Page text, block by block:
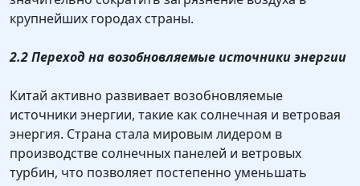
крупнейших городах страны.
2.2 Переход на возобновляемые источники энергии
Китай активно развивает возобновляемые
источники энергии, такие как солнечная и ветровая
энергия. Страна стала мировым лидером в
производстве солнечных панелей и ветровых
турбин, что позволяет постепенно уменьшать